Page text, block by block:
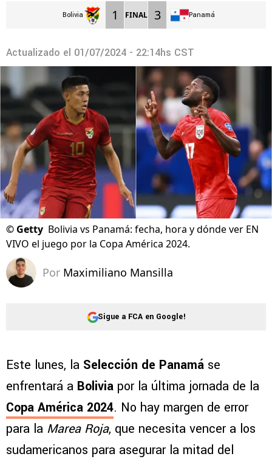
Bolivia 1 FINAL 3 Panamá
Actualizado el 01/07/2024 - 22:14hs CST
© Getty Bolivia vs Panamá: fecha, hora y dónde ver EN
VIVO el juego por la Copa América 2024.
Por Maximiliano Mansilla
Sigue a FCA en Google!
Este lunes, la Selección de Panamá se
enfrentará a Bolivia por la última jornada de la
Copa América 2024. No hay margen de error
para la Marea Roja, que necesita vencer a los
sudamericanos para asegurar la mitad del